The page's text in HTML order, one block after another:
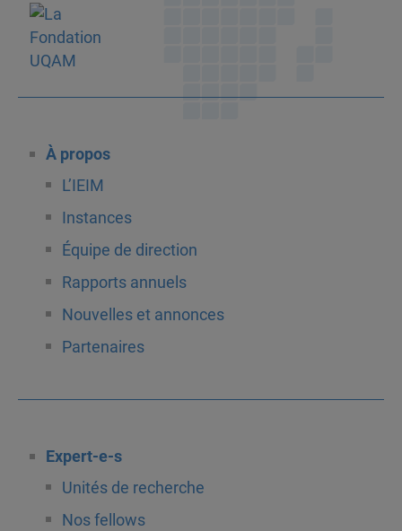
À propos
L’IEIM
Instances
Équipe de direction
Rapports annuels
Nouvelles et annonces
Partenaires
Expert-e-s
Unités de recherche
Nos fellows